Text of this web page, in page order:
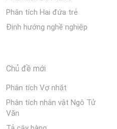
Phân tích Hai đứa trẻ
Định hướng nghề nghiệp
Chủ đề mới
Phân tích Vợ nhặt
Phân tích nhân vật Ngô Tử
Văn